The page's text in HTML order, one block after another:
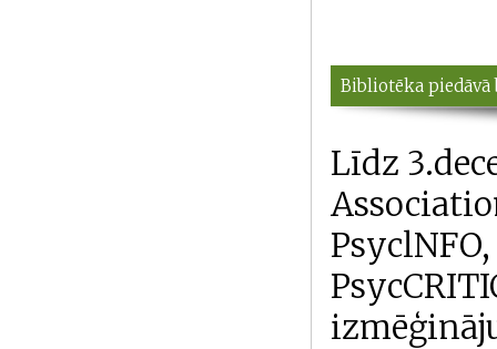
Bibliotēka
Līdz